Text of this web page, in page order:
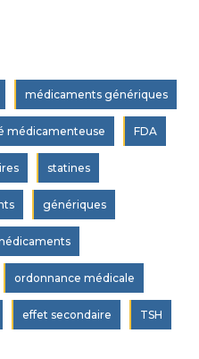
médicaments génériques
médicamenteuse FDA
statines
génériques
ordonnance médicale
effet secondaire TSH